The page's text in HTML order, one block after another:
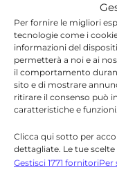
Per fornire le migliori
tecnologie come i
informazioni del
permetterà a noi e ai
il comportamento
sito e di mostrare
ritirare il consenso può
caratteristiche e funzioni.
Clicca qui sotto per
dettagliate. Le tue
sito. È possibile
Gestisci 1771 fornitoriPer